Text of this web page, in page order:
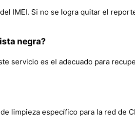
IMEI. Si no se logra quitar el
negra?
servicio es el adecuado para
limpieza específico para la red de